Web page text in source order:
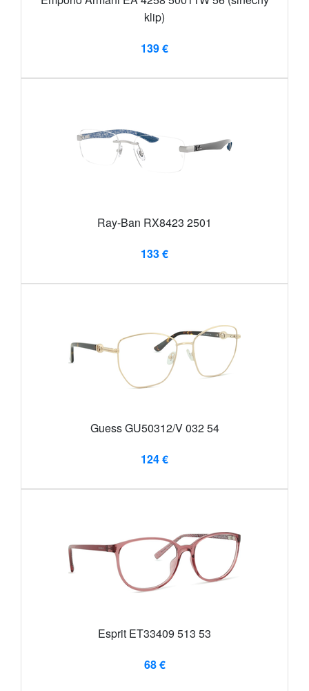
klip)
139 €
Ray-Ban RX8423 2501
133 €
Guess GU50312/V 032 54
124 €
Esprit ET33409 513 53
68 €